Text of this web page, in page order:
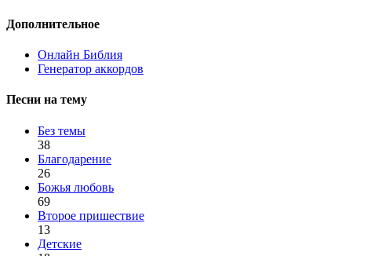
Дополнительное
Онлайн Библия
Генератор аккордов
Песни на тему
Без темы
38
Благодарение
26
Божья любовь
69
Второе пришествие
13
Детские